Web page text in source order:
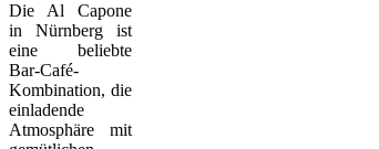
Die Al Capone
in Nürnberg ist
eine beliebte
Bar-Café-
Kombination, die
einladende
Atmosphäre mit